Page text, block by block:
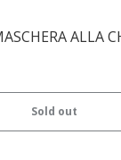
ALLA
Sold out